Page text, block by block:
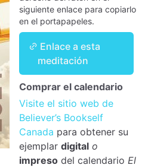
siguiente enlace para copiarlo
en el portapapeles.
Enlace a esta
meditación
Comprar el calendario
Visite el sitio web de
Believer’s Bookself
Canada para obtener su
ejemplar digital o
impreso del calendario El